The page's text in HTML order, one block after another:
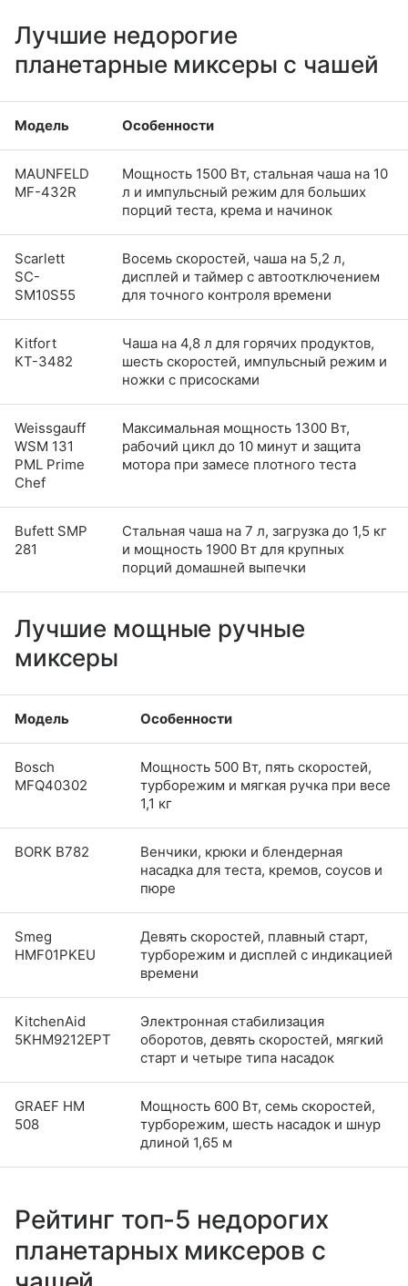
Лучшие недорогие
планетарные миксеры с чашей
Модель Особенности
MAUNFELD
MF-432R
Мощность 1500 Вт, стальная чаша на 10
л и импульсный режим для больших
порций теста, крема и начинок
Scarlett
SC-
SM10S55
Восемь скоростей, чаша на 5,2 л,
дисплей и таймер с автоотключением
для точного контроля времени
Kitfort
КТ-3482
Чаша на 4,8 л для горячих продуктов,
шесть скоростей, импульсный режим и
ножки с присосками
Weissgauff
WSM 131
PML Prime
Chef
Максимальная мощность 1300 Вт,
рабочий цикл до 10 минут и защита
мотора при замесе плотного теста
Bufett SMP
281
Стальная чаша на 7 л, загрузка до 1,5 кг
и мощность 1900 Вт для крупных
порций домашней выпечки
Лучшие мощные ручные
миксеры
Модель Особенности
Bosch
MFQ40302
Мощность 500 Вт, пять скоростей,
турборежим и мягкая ручка при весе
1,1 кг
BORK B782
Венчики, крюки и блендерная
насадка для теста, кремов, соусов и
пюре
Smeg
HMF01PKEU
Девять скоростей, плавный старт,
турборежим и дисплей с индикацией
времени
KitchenAid
5KHM9212EPT
Электронная стабилизация
оборотов, девять скоростей, мягкий
старт и четыре типа насадок
GRAEF HM
508
Мощность 600 Вт, семь скоростей,
турборежим, шесть насадок и шнур
длиной 1,65 м
Рейтинг топ-5 недорогих
планетарных миксеров с